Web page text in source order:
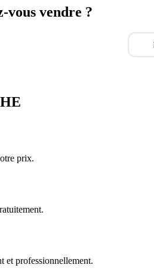
vous vendre ?
prix.
et professionnellement.